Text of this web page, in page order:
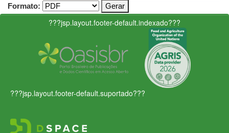
Formato:
???jsp.layout.footer-default.indexado???
???jsp.layout.footer-default.suportado???